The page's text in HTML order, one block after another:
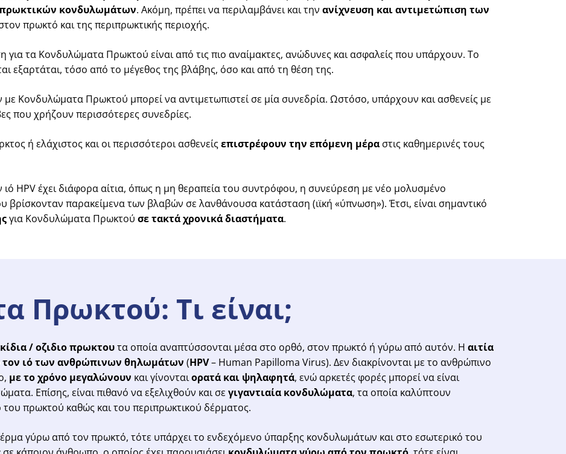
κονδυλωμάτων. Ακόμη, πρέπει να περιλαμβάνει και την ανίχνευση και αντιμετώπιση των
πρωκτό και της περιπρωκτικής περιοχής.
για τα Κονδυλώματα Πρωκτού είναι από τις πιο αναίμακτες, ανώδυνες και ασφαλείς που υπάρχουν. Το
εξαρτάται, τόσο από το μέγεθος της βλάβης, όσο και από τη θέση της.
Κονδυλώματα Πρωκτού μπορεί να αντιμετωπιστεί σε μία συνεδρία. Ωστόσο, υπάρχουν και ασθενείς με
που χρήζουν περισσότερες συνεδρίες.
ή ελάχιστος και οι περισσότεροι ασθενείςεπιστρέφουν την επόμενη μέρα στις καθημερινές τους
HPV έχει διάφορα αίτια, όπως η μη θεραπεία του συντρόφου, η συνεύρεση με νέο μολυσμένο
βρίσκονταν παρακείμενα των βλαβών σε λανθάνουσα κατάσταση (ιϊκή «ύπνωση»). Έτσι, είναι σημαντικό
για Κονδυλώματα Πρωκτού σε τακτά χρονικά διαστήματα.
Πρωκτού: Τι είναι;
/ οζιδιο πρωκτουτα οποία αναπτύσσονται μέσα στο ορθό, στον πρωκτό ή γύρω από αυτόν. Η αιτία
τον ιό των ανθρώπινων θηλωμάτων (HPV– Human Papilloma Virus). Δεν διακρίνονται με το ανθρώπινο
με το χρόνο μεγαλώνουν και γίνονταιορατά και ψηλαφητά, ενώ αρκετές φορές μπορεί να είναι
Επίσης, είναι πιθανό να εξελιχθούν και σε γιγαντιαία κονδυλώματα, τα οποία καλύπτουν
πρωκτού καθώς και του περιπρωκτικού δέρματος.
γύρω από τον πρωκτό, τότε υπάρχει το ενδεχόμενο ύπαρξης κονδυλωμάτων και στο εσωτερικό του